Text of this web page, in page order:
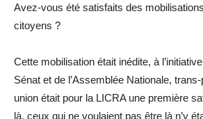
Avez-vous été satisfaits des
citoyens ?
Cette mobilisation était inédite, à
Sénat et de l’Assemblée Nationale,
union était pour la LICRA une première
là, ceux qui ne voulaient pas être là n’y